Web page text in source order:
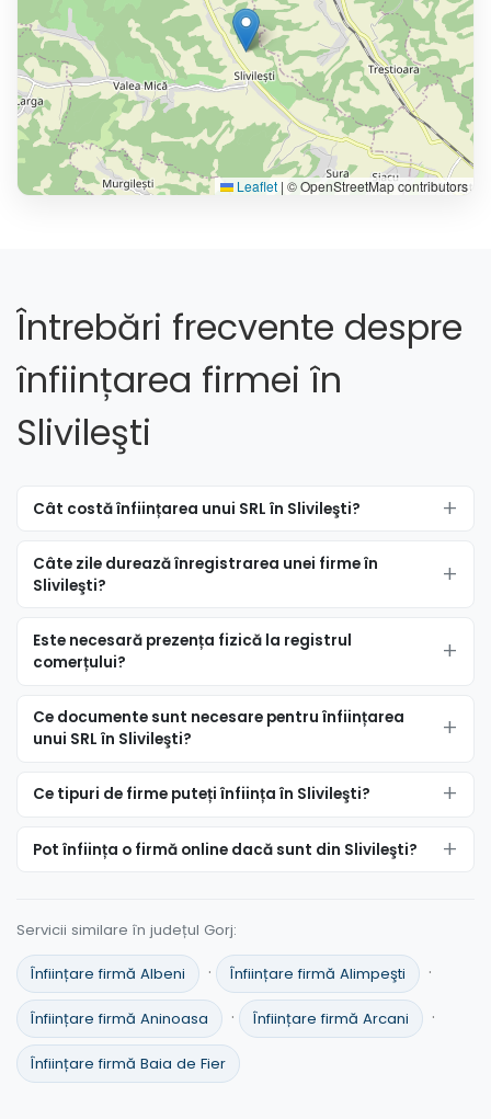
Leaflet | © OpenStreetMap contributors
Întrebări frecvente despre
înființarea firmei în
Slivileşti
Cât costă înființarea unui SRL în Slivileşti?
Câte zile durează înregistrarea unei firme în
Slivileşti?
Este necesară prezența fizică la registrul
comerțului?
Ce documente sunt necesare pentru înființarea
unui SRL în Slivileşti?
Ce tipuri de firme puteți înființa în Slivileşti?
Pot înființa o firmă online dacă sunt din Slivileşti?
Servicii similare în județul Gorj:
Înființare firmă Albeni · Înființare firmă Alimpeşti ·
Înființare firmă Aninoasa · Înființare firmă Arcani ·
Înființare firmă Baia de Fier